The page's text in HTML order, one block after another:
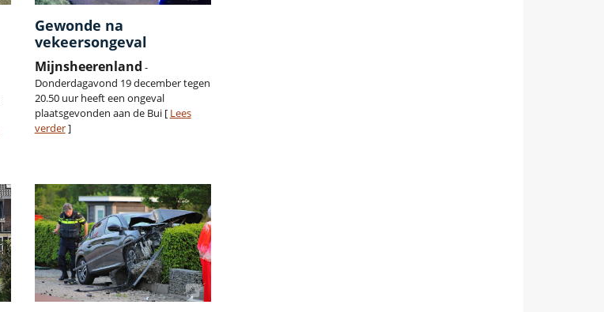
Gewonde na
vekeersongeval
Mijnsheerenland -
Donderdagavond 19 december tegen
20.50 uur heeft een ongeval
plaatsgevonden aan de Bui [ Lees
verder]